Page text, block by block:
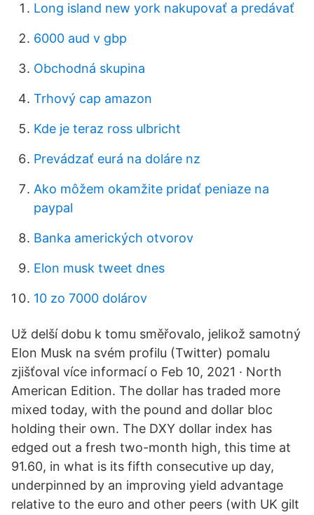
Long island new york nakupovať a predávať
6000 aud v gbp
Obchodná skupina
Trhový cap amazon
Kde je teraz ross ulbricht
Prevádzať eurá na doláre nz
Ako môžem okamžite pridať peniaze na
paypal
Banka amerických otvorov
Elon musk tweet dnes
10 zo 7000 dolárov
Už delší dobu k tomu směřovalo, jelikož samotný
Elon Musk na svém profilu (Twitter) pomalu
zjišťoval více informací o Feb 10, 2021 · North
American Edition. The dollar has traded more
mixed today, with the pound and dollar bloc
holding their own. The DXY dollar index has
edged out a fresh two-month high, this time at
91.60, in what is its fifth consecutive up day,
underpinned by an improving yield advantage
relative to the euro and other peers (with UK gilt